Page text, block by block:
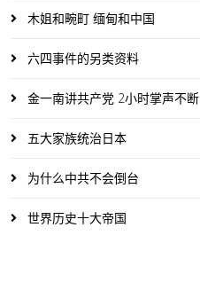
木姐和畹町 缅甸和中国
六四事件的另类资料
金一南讲共产党 2小时掌声不断
五大家族统治日本
为什么中共不会倒台
世界历史十大帝国